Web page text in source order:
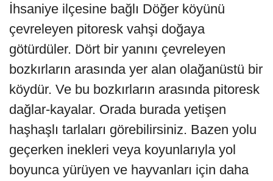
İhsaniye ilçesine bağlı Döğer köyünü
çevreleyen pitoresk vahşi doğaya
götürdüler. Dört bir yanını çevreleyen
bozkırların arasında yer alan olağanüstü bir
köydür. Ve bu bozkırların arasında pitoresk
dağlar-kayalar. Orada burada yetişen
haşhaşlı tarlaları görebilirsiniz. Bazen yolu
geçerken inekleri veya koyunlarıyla yol
boyunca yürüyen ve hayvanları için daha